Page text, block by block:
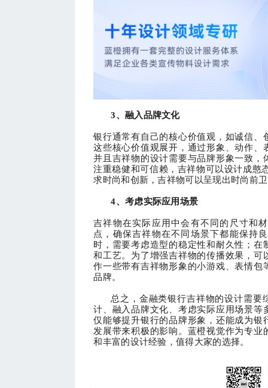
3、融入品牌文化
银行通常有自己的核心价值观，如诚信、
这些核心价值观展开，通过形象、动作、
并且 吉祥物的设计需要与品牌形象一致
注重稳健和可信赖，吉祥物可以设计成憨
求时尚和创新，吉祥物可以呈现出时尚前
4、考虑实际应用场景
吉祥物在实际应用中会有不同的尺寸和
点，确保吉祥物在不同场景下都能保持
时，需要考虑造型的稳定性和耐久性；
和工艺。为了增强吉祥物的传播效果，可
作一些带有吉祥物形象的小游戏、表情包
品牌。
总之，金融类银行吉祥物的设计需要
计、融入品牌文化、考虑实际应用场景等
仅能够提升银行的品牌形象，还能成为银
发展带来积极的影响。蓝橙视觉作为专业
和丰富的设计经验，值得大家的选择。
— THE